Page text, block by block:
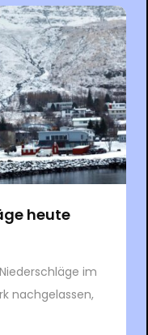
heute
im
nachgelassen,